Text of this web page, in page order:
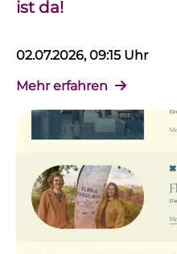
ist da!
02.07.2026, 09:15 Uhr
Mehr erfahren